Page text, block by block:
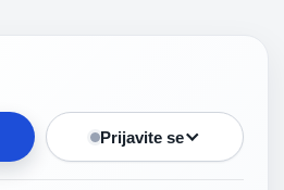
Prijavite se